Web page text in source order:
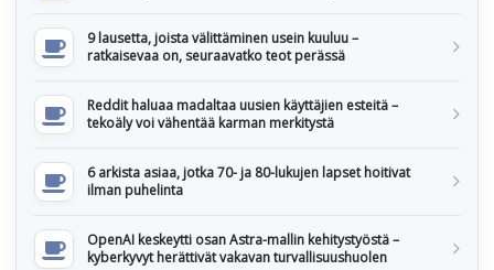
9 lausetta, joista välittäminen usein kuuluu –
ratkaisevaa on, seuraavatko teot perässä
Reddit haluaa madaltaa uusien käyttäjien esteitä –
tekoäly voi vähentää karman merkitystä
6 arkista asiaa, jotka 70- ja 80-lukujen lapset hoitivat
ilman puhelinta
OpenAI keskeytti osan Astra-mallin kehitystyöstä –
kyberkyvyt herättivät vakavan turvallisuushuolen